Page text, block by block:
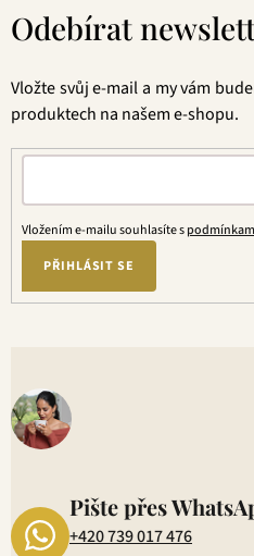
Odebírat
Vložte svůj e-mail a my vám
produktech na našem e-shopu.
Vložením e-mailu souhlasíte s
PŘIHLÁSIT SE
Pište přes
+420 739 017 476